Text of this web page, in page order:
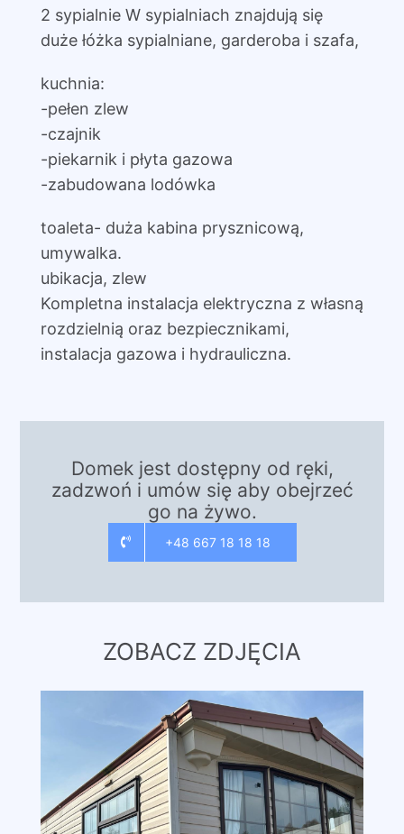
2 sypialnie W sypialniach znajdują się
duże łóżka sypialniane, garderoba i szafa,
kuchnia:
-pełen zlew
-czajnik
-piekarnik i płyta gazowa
-zabudowana lodówka
toaleta- duża kabina prysznicową,
umywalka.
ubikacja, zlew
Kompletna instalacja elektryczna z własną
rozdzielnią oraz bezpiecznikami,
instalacja gazowa i hydrauliczna.
Domek jest dostępny od ręki,
zadzwoń i umów się aby obejrzeć
go na żywo.
+48 667 18 18 18
ZOBACZ ZDJĘCIA